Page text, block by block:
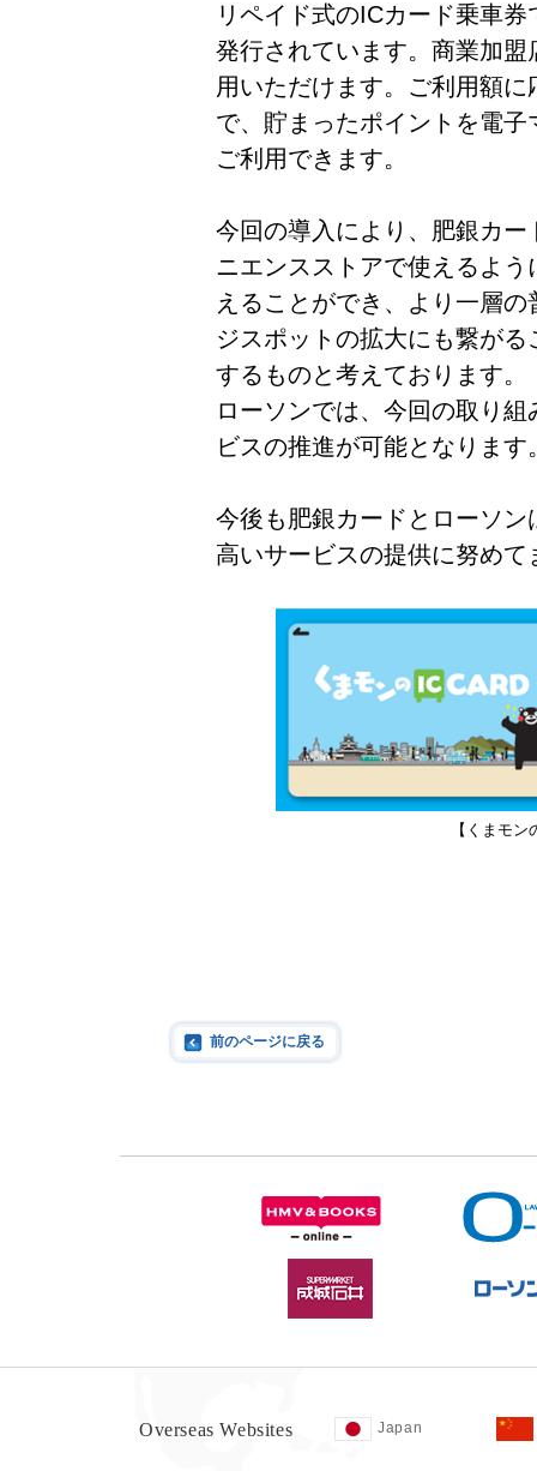
リペイド式のICカード乗車
発行されています。商業加
用いただけます。ご利用額
で、貯まったポイントを電
ご利用できます。
今回の導入により、肥銀カ
ニエンスストアで使えるよ
えることができ、より一層
ジスポットの拡大にも繋が
するものと考えております。
ローソンでは、今回の取り
ビスの推進が可能となります
今後も肥銀カードとローソ
高いサービスの提供に努めて
【くまモ
前のページに戻る
Overseas Websites Japan